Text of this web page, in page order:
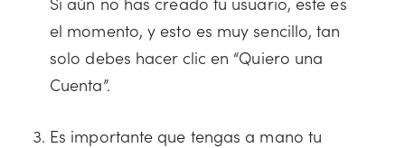
el momento, y esto es muy sencillo, tan
solo debes hacer clic en “Quiero una
Cuenta”.
Es importante que tengas a mano tu